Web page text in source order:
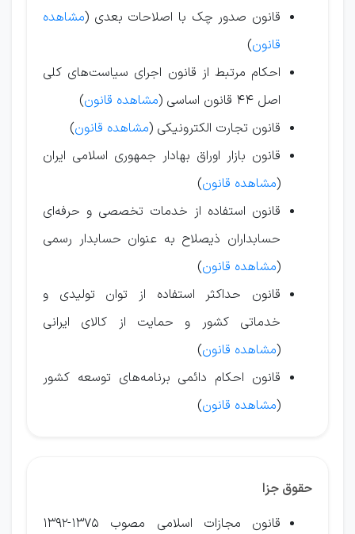
قانون صدور چک با اصلاحات بعدی (مشاهده
قانون)
احکام مرتبط از قانون اجرای سیاست‌های کلی
اصل ۴۴ قانون اساسی (
مشاهده قانون)
قانون تجارت الکترونیکی (مشاهده قانون)
قانون بازار اوراق بهادار جمهوری اسلامی ایران
(مشاهده قانون)
قانون استفاده از خدمات تخصصی و حرفه‌ای
حسابداران ذیصلاح به عنوان حسابدار رسمی
(مشاهده قانون)
قانون حداکثر استفاده از توان تولیدی و
خدماتی کشور و حمایت از کالای ایرانی
(مشاهده قانون)
قانون احکام دائمی برنامه‌های توسعه کشور
(مشاهده قانون)
حقوق جزا
قانون مجازات اسلامی مصوب ۱۳۷۵-۱۳۹۲